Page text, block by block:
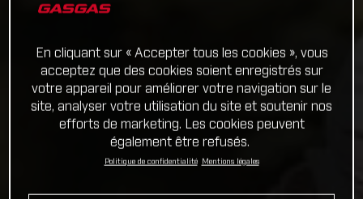
En cliquant sur « Accepter tous les cookies », vous
acceptez que des cookies soient enregistrés sur
votre appareil pour améliorer votre navigation sur le
site, analyser votre utilisation du site et soutenir nos
efforts de marketing. Les cookies peuvent
également être refusés.
Politique de confidentialité Mentions légales